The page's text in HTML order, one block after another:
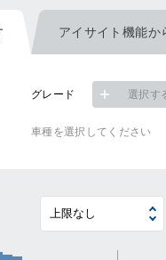
アイサイト機能か
グレード 選択す